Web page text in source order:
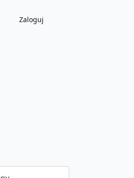
Zaloguj